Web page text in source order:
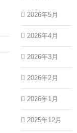
2026年5月
2026年4月
2026年3月
2026年2月
2026年1月
2025年12月